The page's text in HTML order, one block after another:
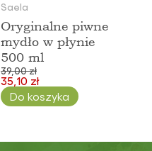
Saela
Oryginalne piwne
mydło w płynie
500 ml
39,00 zł
35,10 zł
Do koszyka